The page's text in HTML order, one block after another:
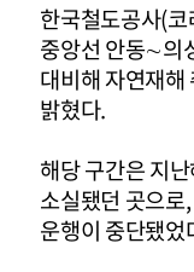
한국철도공사(
중앙선 안동∼의
대비해 자연재
밝혔다.
해당 구간은 지
소실됐던 곳으로
운행이 중단됐었